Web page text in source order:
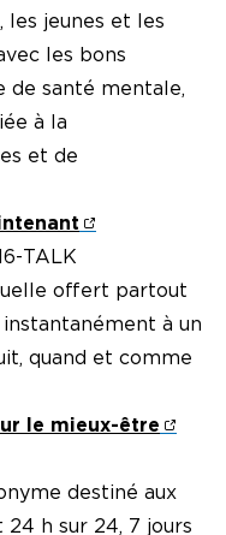
les jeunes et les
les bons
de santé mentale,
à la
et de
TALK
offert partout
à un
quand et comme
le mieux-être
destiné aux
h sur 24, 7 jours